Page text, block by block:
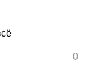
0